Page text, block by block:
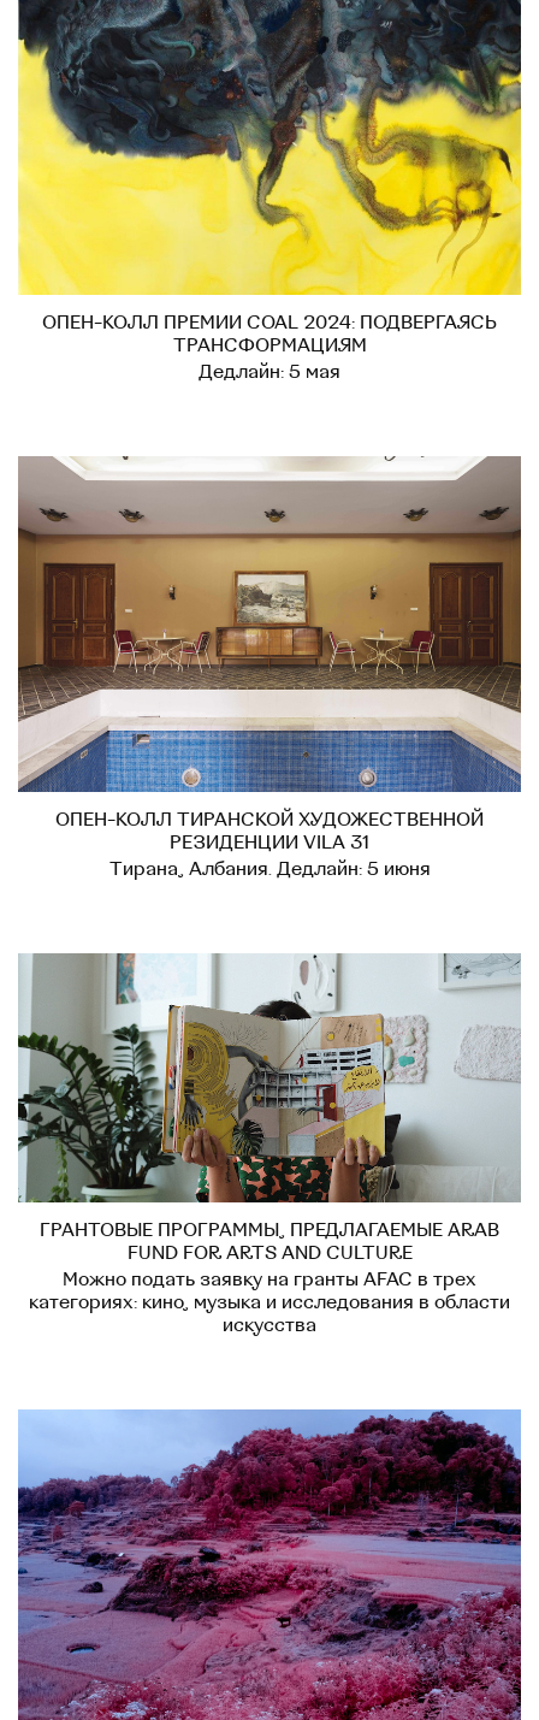
ОПЕН-КОЛЛ ПРЕМИИ COAL 2024: ПОДВЕРГАЯСЬ
ТРАНСФОРМАЦИЯМ
Дедлайн: 5 мая
ОПЕН-КОЛЛ ТИРАНСКОЙ ХУДОЖЕСТВЕННОЙ
РЕЗИДЕНЦИИ VILA 31
Тирана, Албания. Дедлайн: 5 июня
ГРАНТОВЫЕ ПРОГРАММЫ, ПРЕДЛАГАЕМЫЕ ARAB
FUND FOR ARTS AND CULTURE
Можно подать заявку на гранты AFAC в трех
категориях: кино, музыка и исследования в области
искусства